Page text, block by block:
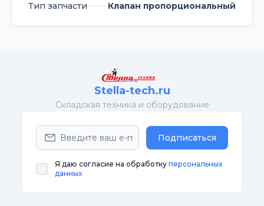
Тип запчасти
Клапан пропорциональный
Stella-tech.ru
Cкладская техника и оборудование
Подписаться
Я даю согласие на обработку персональных
данных